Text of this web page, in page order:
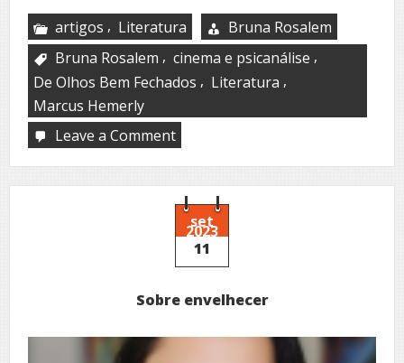
artigos , Literatura
Bruna Rosalem
Bruna Rosalem , cinema e psicanálise ,
De Olhos Bem Fechados , Literatura ,
Marcus Hemerly
Leave a Commenton
e
fantasias:
o
velado
e
revelado
De
Bem
set
2023
11
Sobre envelhecer